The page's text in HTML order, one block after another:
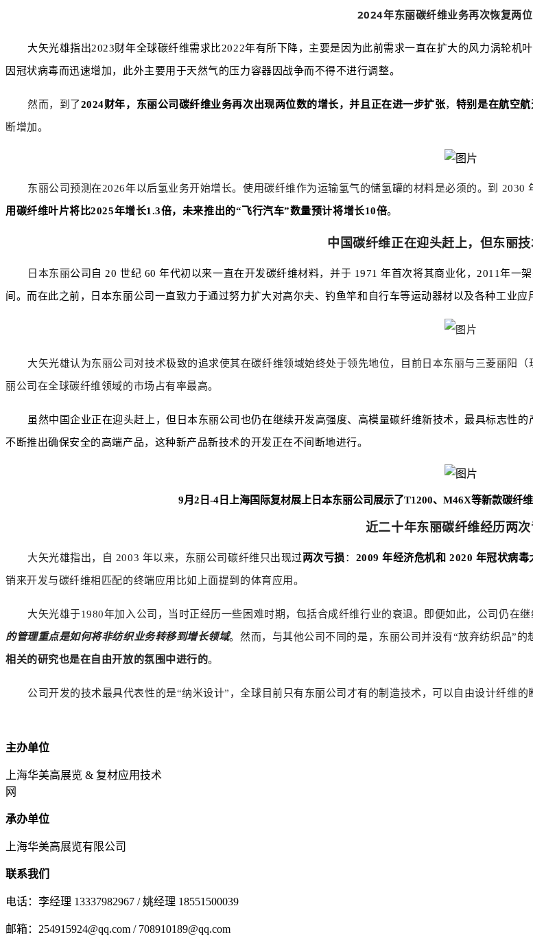
2024年东丽碳纤维业务再次恢复两
大矢光雄指出2023财年全球碳纤维需求比2022年有所下降，主要是因为此前需求一直在扩大的风力涡轮
因冠状病毒而迅速增加，此外主要用于天然气的压力容器因战争而不得不进行调整。
然而，到了2024财年，东丽公司碳纤维业务再次出现两位数的增长，并且正在进一步扩张， 特别是在航空航
断增加。
东丽公司预测在2026年以后氢业务开始增长。使用碳纤维作为运输氢气的储氢罐的材料是必须的。到 2030
用碳纤维叶片将比2025年增长1.3倍，未来推出的“飞行汽车”数量预计将增长10倍。
中国碳纤维正在迎头赶上，但东丽
日本东丽公司自20 世纪 60 年代初以来一直在开发碳纤维材料，并于 1971 年首次将其商业化，2011年一
间 。而在此之前，日本东丽公司一直致力于通过努力扩大对高尔夫、钓鱼竿和自行车等运动器材以及各种工业应
大矢光雄认为东丽公司对技术极致的追求使其在碳纤维领域始终处于领先地位，目前日本东丽与三菱丽阳
丽公司在全球碳纤维领域的市场占有率最高。
虽然中国企业正在迎头赶上，但日本东丽公司也仍在继续开发高强度、高模量碳纤维新技术，最具标志性
不断推出确保安全的高端产品，这种新产品新技术的开发正在不间断地进行。
9月2日-4日上海国际复材展上日本东丽公司展示了T1200、M46X等新款碳纤
近二十年东丽碳纤维经历两
大矢光雄指出，自 2003 年以来，东丽公司碳纤维只出现过两次亏损 ： 2009 年经济危机和 2020 年冠状病毒
销来开发与碳纤维相匹配的终端应用比如上面提到的体育应用。
大矢光雄于1980年加入公司，当时正经历一些困难时期，包括合成纤维行业的衰退。即便如此，公司仍在继
的管理重点是如何将非纺织业务转移到增长领域。然而，与其他公司不同的是，东丽公司并没有“放弃纺织品”的
相关的研究也是在自由开放的氛围中进行的。
公司开发的技术最具代表性的是“纳米设计”，全球目前只有东丽公司才有的制造技术，可以自由设计纤维的
主办单位
上海华美高展览 & 复材应用技术
网
承办单位
上海华美高展览有限公司
联系我们
电话：李经理 13337982967 / 姚经理 18551500039
邮箱：254915924@qq.com / 708910189@qq.com